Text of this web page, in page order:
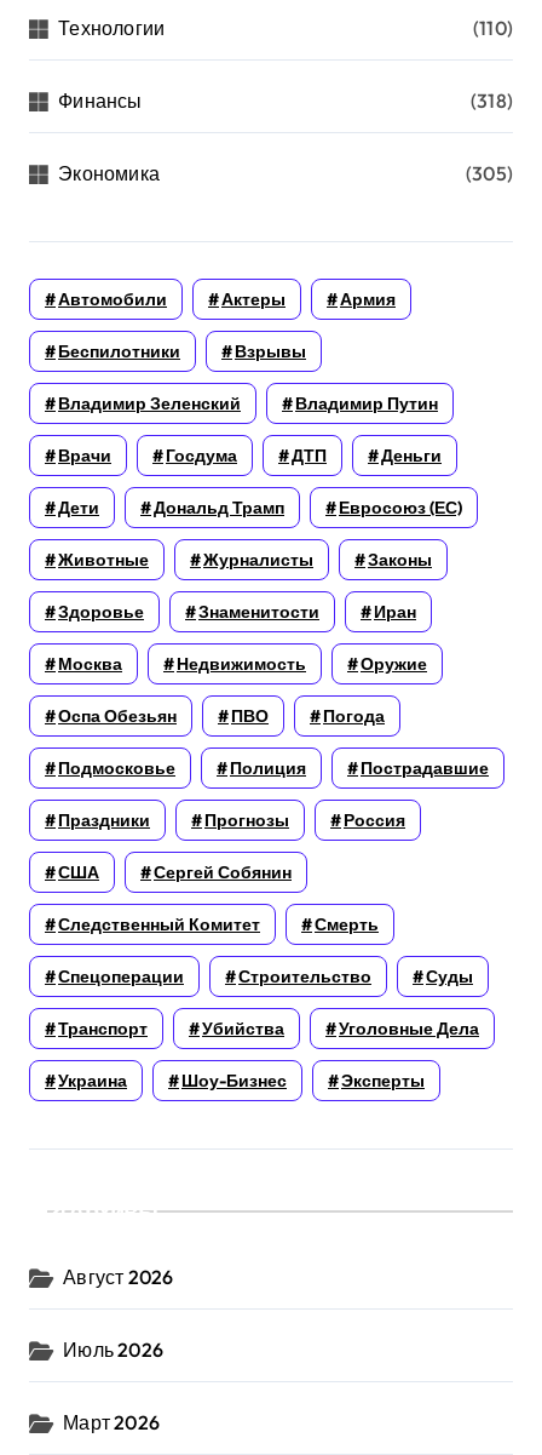
Технологии (110)
Финансы (318)
Экономика (305)
Автомобили Актеры Армия
Беспилотники Взрывы
Владимир Зеленский Владимир Путин
Врачи Госдума ДТП Деньги
Дети Дональд Трамп Евросоюз (ЕС)
Животные Журналисты Законы
Здоровье Знаменитости Иран
Москва Недвижимость Оружие
Оспа Обезьян ПВО Погода
Подмосковье Полиция Пострадавшие
Праздники Прогнозы Россия
США Сергей Собянин
Следственный Комитет Смерть
Спецоперации Строительство Суды
Транспорт Убийства Уголовные Дела
Украина Шоу-Бизнес Эксперты
Архивы
Август 2026
Июль 2026
Март 2026